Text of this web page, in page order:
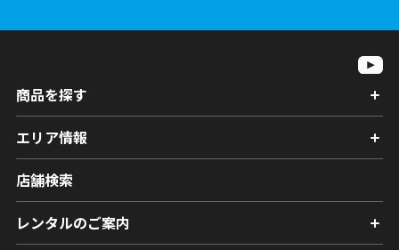
商品を探す
エリア情報
店舗検索
レンタルのご案内